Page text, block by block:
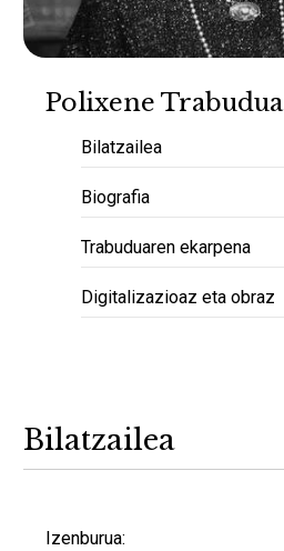
Polixene Trabudua
Bilatzailea
Biografia
Trabuduaren ekarpena
Digitalizazioaz eta obraz
Bilatzailea
Izenburua: